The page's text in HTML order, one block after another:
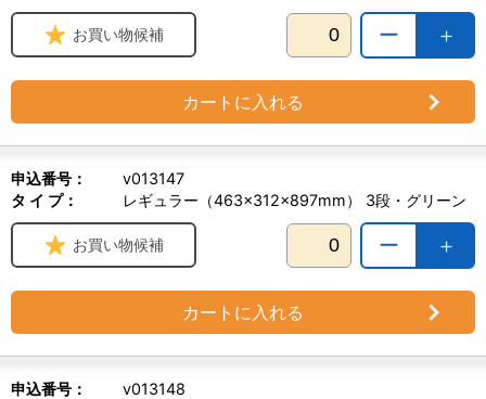
＋
ー
お買い物候補
カートに入れる
申込番号：
v013147
タ イ プ：
レギュラー（463×312×897mm） 3段・グリーン
＋
ー
お買い物候補
カートに入れる
申込番号：
v013148